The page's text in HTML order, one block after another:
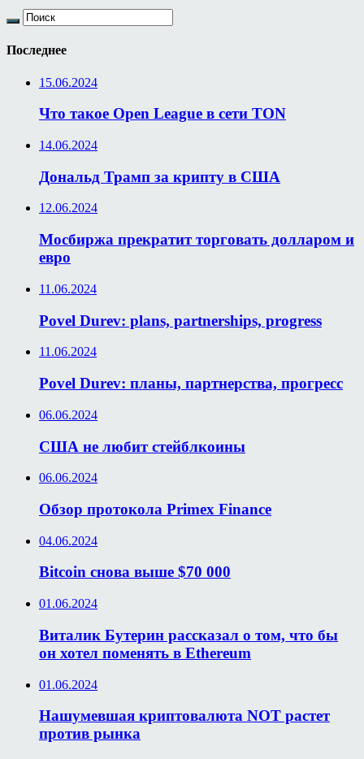
Последнее
15.06.2024
Что такое Open League в сети TON
14.06.2024
Дональд Трамп за крипту в США
12.06.2024
Мосбиржа прекратит торговать долларом и
евро
11.06.2024
Povel Durev: plans, partnerships, progress
11.06.2024
Povel Durev: планы, партнерства, прогресс
06.06.2024
США не любит стейблкоины
06.06.2024
Обзор протокола Primex Finance
04.06.2024
Bitcoin снова выше $70 000
01.06.2024
Виталик Бутерин рассказал о том, что бы
он хотел поменять в Ethereum
01.06.2024
Нашумевшая криптовалюта NOT растет
против рынка